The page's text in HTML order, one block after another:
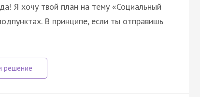
Я хочу твой план на тему «Социальный
В принципе, если ты отправишь